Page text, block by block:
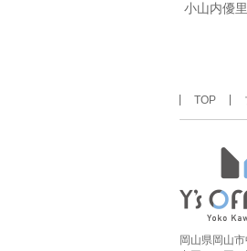
小山内優
TOP
岡山県岡山